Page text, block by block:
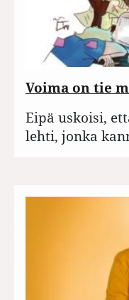
Voima on tie
Eipä uskoisi,
lehti, jonka